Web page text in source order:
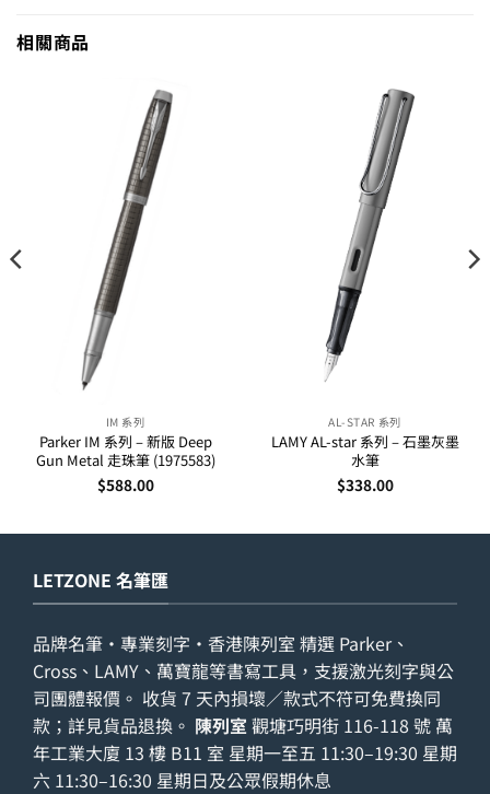
相關商品
IM 系列
Parker IM 系列 – 新版 Deep
Gun Metal 走珠筆 (1975583)
$588.00
AL-STAR 系列
LAMY AL-star 系列 – 石墨灰墨
水筆
$338.00
LETZONE 名筆匯
品牌名筆・專業刻字・香港陳列室 精選 Parker、
Cross、LAMY、萬寶龍等書寫工具，支援激光刻字與公
司團體報價。 收貨 7 天內損壞／款式不符可免費換同
款；詳見貨品退換 。 陳列室 觀塘巧明街 116-118 號 萬
年工業大廈 13 樓 B11 室 星期一至五 11:30–19:30 星期
六 11:30–16:30 星期日及公眾假期休息